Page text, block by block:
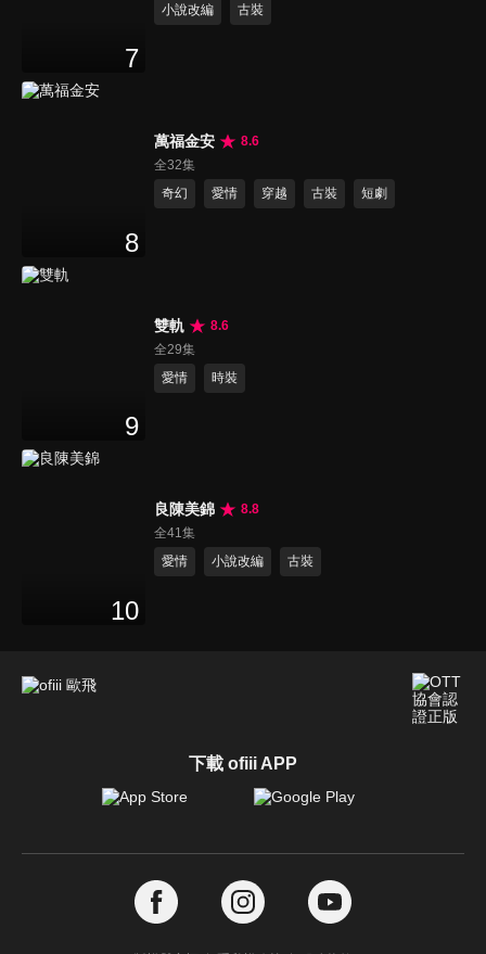
7
小說改編
古裝
8
萬福金安
8.6
全32集
奇幻
愛情 穿越 古裝 短劇
9
雙軌
8.6
全29集
愛情
時裝
10
良陳美錦
8.8
全41集
愛情
小說改編 古裝
下載 ofiii APP